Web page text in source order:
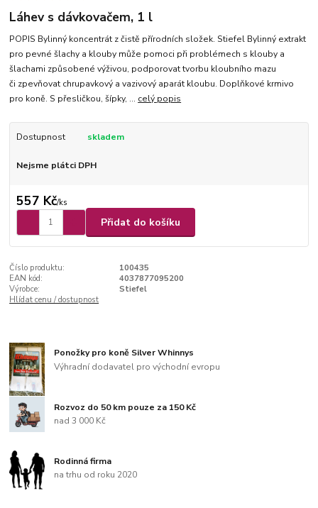
Láhev s dávkovačem, 1 l
POPIS Bylinný koncentrát z čistě přírodních složek. Stiefel Bylinný extrakt
pro pevné šlachy a klouby může pomoci při problémech s klouby a
šlachami způsobené výživou, podporovat tvorbu kloubního mazu
či zpevňovat chrupavkový a vazivový aparát kloubu. Doplňkové krmivo
pro koně. S přesličkou, šípky, ... celý popis
Dostupnost skladem
Nejsme plátci DPH
557 Kč/ks
Přidat do košíku
Číslo produktu:
100435
EAN kód:
4037877095200
Výrobce:
Stiefel
Hlídat cenu / dostupnost
Ponožky pro koně Silver Whinnys
Výhradní dodavatel pro východní evropu
Rozvoz do 50 km pouze za 150 Kč
nad 3 000 Kč
Rodinná firma
na trhu od roku 2020